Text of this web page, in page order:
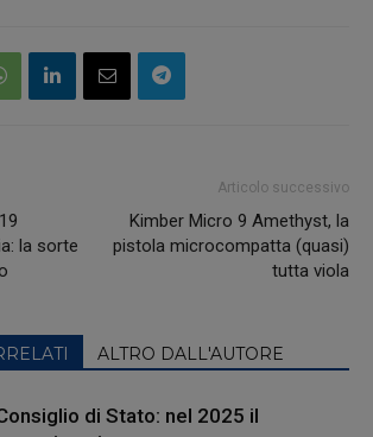
la sorte
Articolo successivo
Kimber Micro 9 Amethyst, la
pistola microcompatta (quasi)
tutta viola
ALTRO DALL'AUTORE
di Stato: nel 2025 il